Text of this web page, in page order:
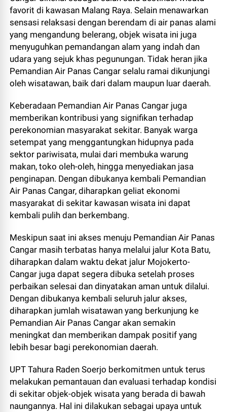
favorit di kawasan Malang Raya. Selain menawarkan
sensasi relaksasi dengan berendam di air panas alami
yang mengandung belerang, objek wisata ini juga
menyuguhkan pemandangan alam yang indah dan
udara yang sejuk khas pegunungan. Tidak heran jika
Pemandian Air Panas Cangar selalu ramai dikunjungi
oleh wisatawan, baik dari dalam maupun luar daerah.
Keberadaan Pemandian Air Panas Cangar juga
memberikan kontribusi yang signifikan terhadap
perekonomian masyarakat sekitar. Banyak warga
setempat yang menggantungkan hidupnya pada
sektor pariwisata, mulai dari membuka warung
makan, toko oleh-oleh, hingga menyediakan jasa
penginapan. Dengan dibukanya kembali Pemandian
Air Panas Cangar, diharapkan geliat ekonomi
masyarakat di sekitar kawasan wisata ini dapat
kembali pulih dan berkembang.
Meskipun saat ini akses menuju Pemandian Air Panas
Cangar masih terbatas hanya melalui jalur Kota Batu,
diharapkan dalam waktu dekat jalur Mojokerto-
Cangar juga dapat segera dibuka setelah proses
perbaikan selesai dan dinyatakan aman untuk dilalui.
Dengan dibukanya kembali seluruh jalur akses,
diharapkan jumlah wisatawan yang berkunjung ke
Pemandian Air Panas Cangar akan semakin
meningkat dan memberikan dampak positif yang
lebih besar bagi perekonomian daerah.
UPT Tahura Raden Soerjo berkomitmen untuk terus
melakukan pemantauan dan evaluasi terhadap kondisi
di sekitar objek-objek wisata yang berada di bawah
naungannya. Hal ini dilakukan sebagai upaya untuk